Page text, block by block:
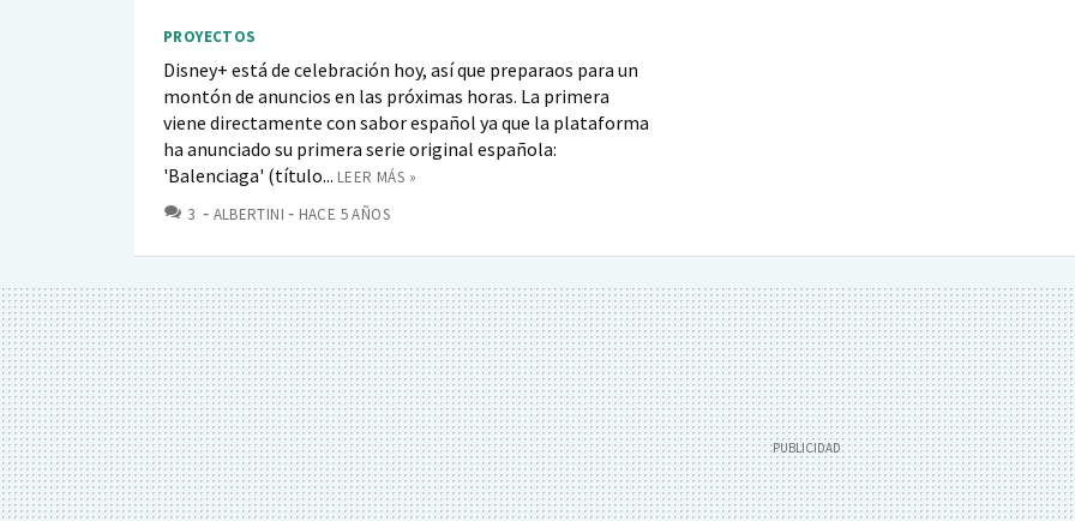
PROYECTOS
Disney+ está de celebración hoy, así que preparaos para un
montón de anuncios en las próximas horas. La primera
viene directamente con sabor español ya que la plataforma
ha anunciado su primera serie original española:
'Balenciaga' (título... LEER MÁS »
3 COMENTARIOS
ALBERTINI HACE 5 AÑOS